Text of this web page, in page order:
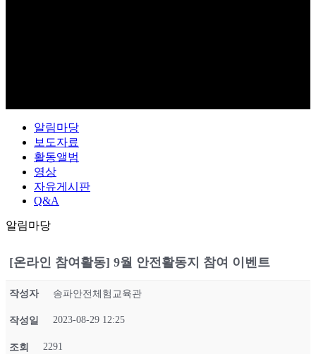
알림마당
보도자료
활동앨범
영상
자유게시판
Q&A
알림마당
[온라인 참여활동] 9월 안전활동지 참여 이벤트
작성자 송파안전체험교육관
작성일 2023-08-29 12:25
조회 2291